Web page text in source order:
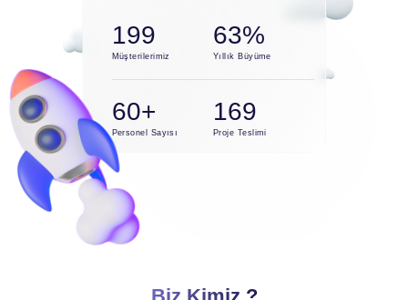
216
Müşterilerimiz
68%
Yıllık Büyüme
70+
Personel Sayısı
197
Proje Teslimi